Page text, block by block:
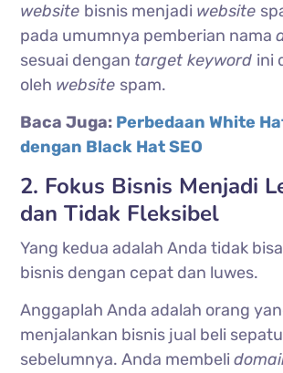
website bisnis menjadi website
pada umumnya pemberian nama
sesuai dengan target keyword ini
oleh website spam.
Baca Juga: Perbedaan White
dengan Black Hat SEO
2. Fokus Bisnis Menjadi
dan Tidak Fleksibel
Yang kedua adalah Anda tidak
bisnis dengan cepat dan luwes.
Anggaplah Anda adalah orang
menjalankan bisnis jual beli
sebelumnya. Anda membeli